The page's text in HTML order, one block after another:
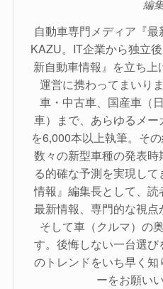
編
自動車専門メディア『
KAZU。IT企業から独立
新自動車情報』を立ち
運営に携わってまいり
車・中古車、国産車（
車）まで、あらゆるメ
を6,000本以上執筆。そ
数々の新型車種の発表
る的確な予測を実現し
情報』編集長として、
最新情報、専門的な視点
そして車（クルマ）の
す。後悔しない一台選
のトレンドをいち早く
ーをお願い